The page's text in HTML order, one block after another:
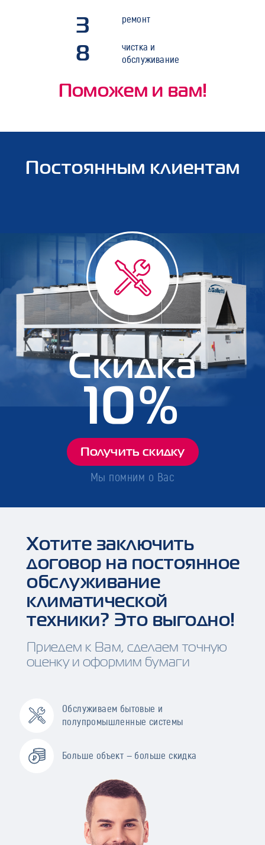
3 ремонт
8
чистка и
обслуживание
Поможем и вам!
Постоянным клиентам
Мы помним о Вас
Скидка
10%
Получить скидку
Хотите заключить
договор на постоянное
обслуживание
климатической
техники? Это выгодно!
Приедем к Вам, сделаем точную
оценку и оформим бумаги
Обслуживаем бытовые и
полупромышленные системы
Больше объект — больше скидка